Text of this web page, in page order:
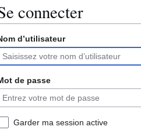
connecter
d’utilisateur
de passe
Garder ma session active